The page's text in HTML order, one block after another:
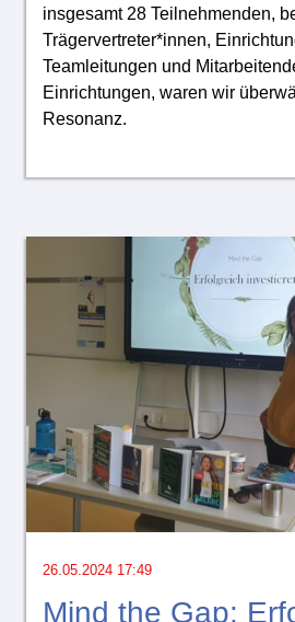
insgesamt 28 Teilnehmenden,
Trägervertreter*innen,
Teamleitungen und
Einrichtungen, waren wir
Resonanz.
26.05.2024 17:49
Mind the Gap: